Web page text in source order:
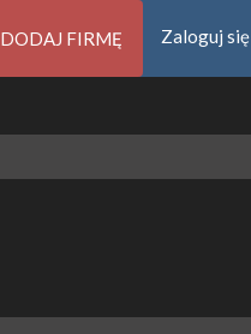
DODAJ FIRMĘ Zaloguj się